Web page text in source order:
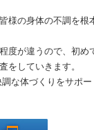
様の身体の不調を根
度が違うので、初め
をしていきます。
な体づくりをサポー